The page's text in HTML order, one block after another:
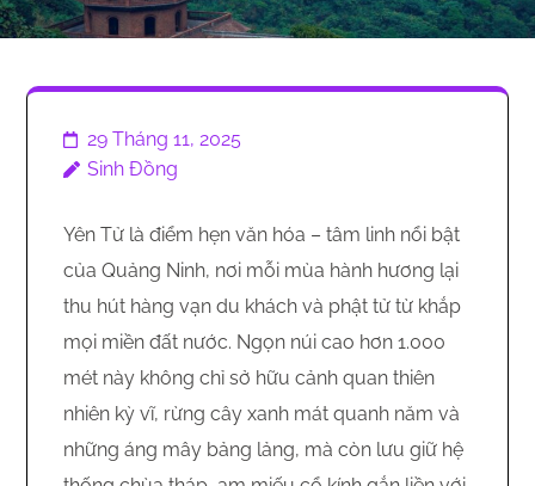
29 Tháng 11, 2025
Sinh Đồng
Yên Tử là điểm hẹn văn hóa – tâm linh nổi bật
của Quảng Ninh, nơi mỗi mùa hành hương lại
thu hút hàng vạn du khách và phật tử từ khắp
mọi miền đất nước. Ngọn núi cao hơn 1.000
mét này không chỉ sở hữu cảnh quan thiên
nhiên kỳ vĩ, rừng cây xanh mát quanh năm và
những áng mây bảng lảng, mà còn lưu giữ hệ